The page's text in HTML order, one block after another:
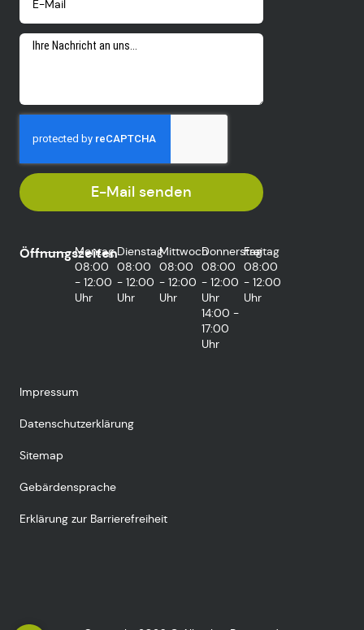
E-Mail senden
Öffnungszeiten
Montag
08:00
- 12:00
Uhr
Dienstag
08:00
- 12:00
Uhr
Mittwoch
08:00
- 12:00
Uhr
Donnerstag
08:00
- 12:00
Uhr
14:00 -
17:00
Uhr
Freitag
08:00
- 12:00
Uhr
Impressum
Datenschutzerklärung
Sitemap
Gebärdensprache
Erklärung zur Barrierefreiheit